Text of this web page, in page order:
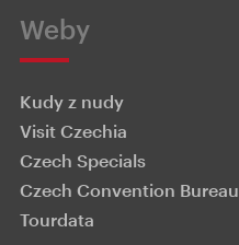
Weby
Kudy z nudy
Visit Czechia
Czech Specials
Czech Convention Bureau
Tourdata